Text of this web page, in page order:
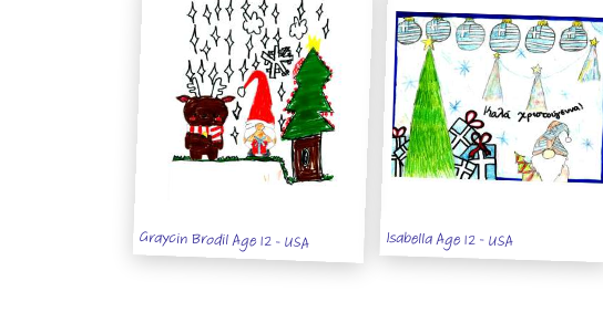
Graycin Brodil Age 12 - USA Isabella Age 12 - USA